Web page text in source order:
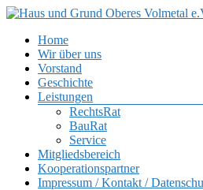
Zum
springen
Haus
und
Grund
Oberes
Volmetal
Menü
Home
Wir über uns
Vorstand
Geschichte
Leistungen
RechtsRat
BauRat
Service
Mitgliedsbereich
Kooperationspartner
Impressum / Kontakt /